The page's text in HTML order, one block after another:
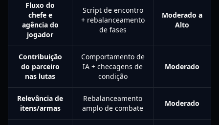
Fluxo do
chefe e
agência do
jogador
Script de encontro
+ rebalanceamento
de fases
Moderado a
Alto
Contribuição
do parceiro
nas lutas
Comportamento de
IA + checagens de
condição
Moderado
Relevância de
itens/armas
Rebalanceamento
amplo de combate
Moderado